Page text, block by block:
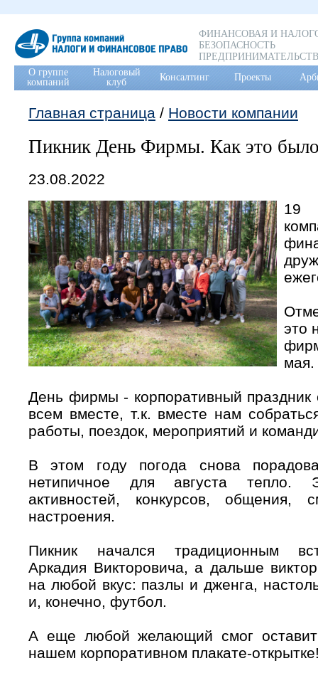
ФИНАНСОВАЯ И
БЕЗОПАСНОСТЬ
О группе
компаний
Налоговый
клуб
Консалтинг Проекты
Главная страница / Новости компании
Пикник День Фирмы. Как это
23.08.2022
19
это
мая.
День фирмы - корпоративный
всем вместе, т.к. вместе нам
работы, поездок, мероприятий и
В этом году погода снова
нетипичное для августа тепло.
активностей, конкурсов, общения,
настроения.
Пикник начался традиционным
Аркадия Викторовича, а дальше
на любой вкус: пазлы и дженга,
и, конечно, футбол.
А еще любой желающий смог
нашем корпоративном плакате-